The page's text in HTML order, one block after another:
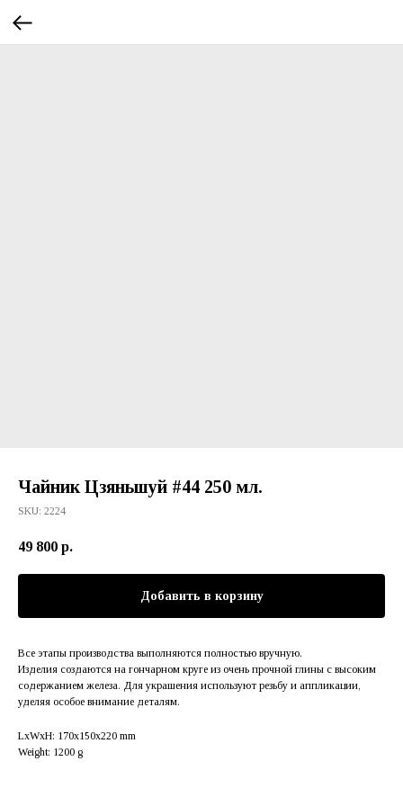
Чайник Цзяньшуй #44 250 мл.
SKU: 2224
49 800 р.
Добавить в корзину
Все этапы производства выполняются полностью вручную.
Изделия создаются на гончарном круге из очень прочной глины с высоким
содержанием железа. Для украшения используют резьбу и аппликации,
уделяя особое внимание деталям.
LxWxH: 170x150x220 mm
Weight: 1200 g